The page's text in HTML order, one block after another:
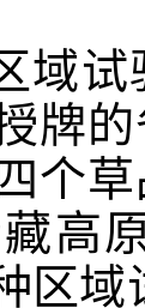
域
牌
个
高
区